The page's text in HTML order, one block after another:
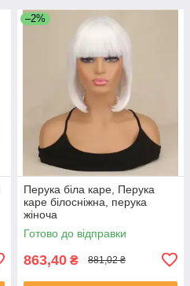
–2%
Перука біла каре, Перука
каре білосніжна, перука
жіноча
Готово до відправки
863,40 ₴ 881,02 ₴